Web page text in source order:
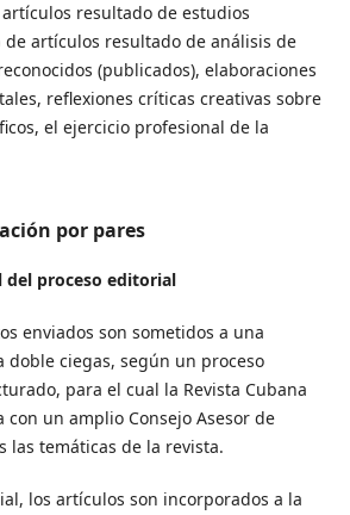
resultado de estudios
de artículos resultado de análisis de
(publicados), elaboraciones
reflexiones críticas creativas sobre
el ejercicio profesional de la
por pares
del proceso editorial
enviados son sometidos a una
doble ciegas, según un proceso
para el cual la Revista Cubana
con un amplio Consejo Asesor de
las temáticas de la revista.
los artículos son incorporados a la